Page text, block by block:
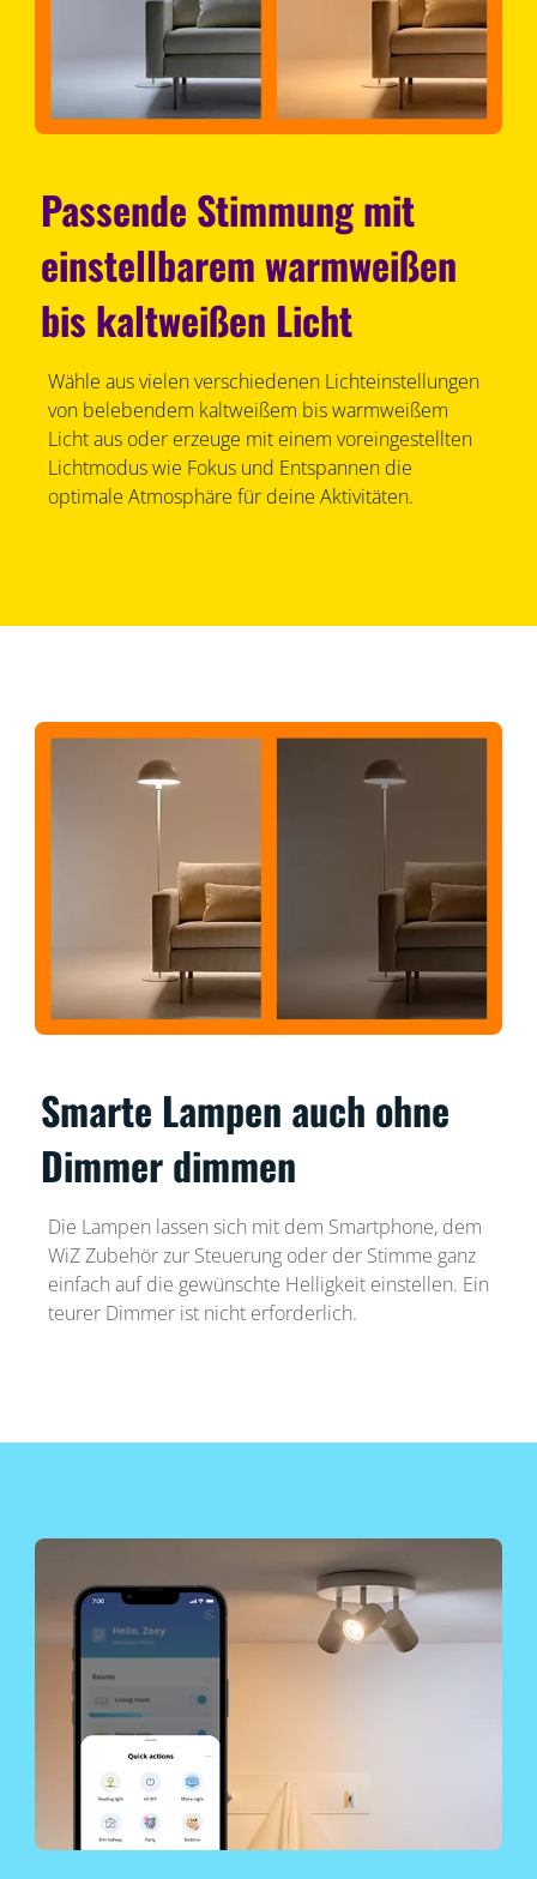
Passende Stimmung mit
einstellbarem warmweißen
bis kaltweißen Licht
Wähle aus vielen verschiedenen Lichteinstellungen
von belebendem kaltweißem bis warmweißem
Licht aus oder erzeuge mit einem voreingestellten
Lichtmodus wie Fokus und Entspannen die
optimale Atmosphäre für deine Aktivitäten.
Smarte Lampen auch ohne
Dimmer dimmen
Die Lampen lassen sich mit dem Smartphone, dem
WiZ Zubehör zur Steuerung oder der Stimme ganz
einfach auf die gewünschte Helligkeit einstellen. Ein
teurer Dimmer ist nicht erforderlich.